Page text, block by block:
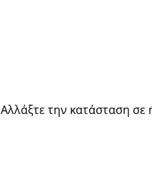
Αλλάξτε την κατάσταση σε